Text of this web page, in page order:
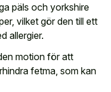
päls och yorkshire
vilket gör den till ett
allergier.
motion för att
fetma, som kan